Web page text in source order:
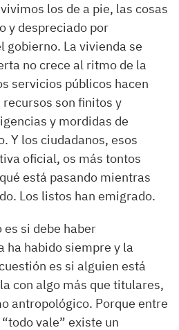
los de a pie, las cosas
y despreciado por
gobierno. La vivienda se
no crece al ritmo de la
servicios públicos hacen
son finitos y
y mordidas de
Y los ciudadanos, esos
oficial, os más tontos
está pasando mientras
Los listos han emigrado.
si debe haber
ha habido siempre y la
es si alguien está
con algo más que titulares,
antropológico. Porque entre
vale” existe un